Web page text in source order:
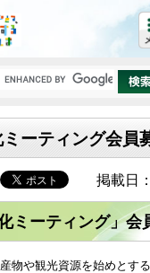
ーティング会員
掲載日
ミーティング」会
物や観光資源を始めとす